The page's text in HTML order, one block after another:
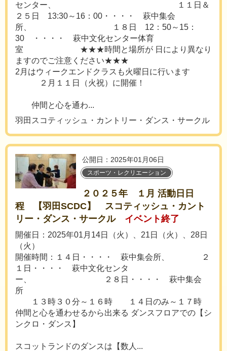
センター、 １１日＆
２５日 13:30～16：00・・・・ 萩中集会
所、 １８日 12：50～15：
30 ・・・・ 萩中文化センター体育
室 ★★★時間と場所が 日により異なり
ますのでご注意ください★★★
2月はウィークエンドクラスも火曜日に行います
２月１１日（火祝）に開催！
仲間と心を通わ...
羽田スコティッシュ・カントリー・ダンス・サークル
公開日：2025年01月06日
スポーツ・レクリエーション
２０２５年 １月 活動日日
程 【羽田SCDC】 スコティッシュ・カント
リー・ダンス・サークル
イベント終了
開催日：2025年01月14日（火）、21日（火）、28日
（火）
開催時間：１４日・・・・ 萩中集会所、 ２
１日・・・・ 萩中文化センタ
ー、 ２８日・・・・ 萩中集会
所
１３時３０分～１６時 １４日のみ～１７時
仲間と心を通わせるから出来る ダンスフロアでの【シ
ンクロ・ダンス】
スコットランドのダンスは【数人...